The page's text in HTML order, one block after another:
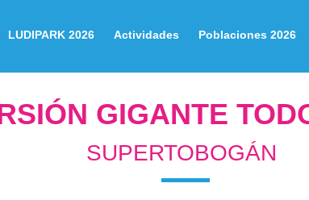
LUDIPARK 2026 Actividades Poblaciones 2026
GIGANTE
SUPERTOBOGÁN